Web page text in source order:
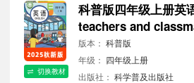
切换教材
科普版四年级上册英
teachers and
版本： 科普版
年级： 四年级上册
出版社： 科学普及出版社